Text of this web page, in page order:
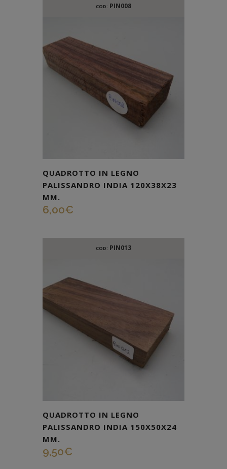
COD: PIN008
QUADROTTO IN LEGNO
PALISSANDRO INDIA 120X38X23
MM.
6,00€
COD: PIN013
QUADROTTO IN LEGNO
PALISSANDRO INDIA 150X50X24
MM.
9,50€